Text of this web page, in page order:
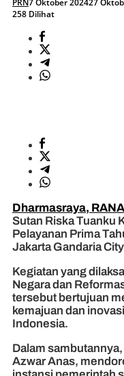
258 Dilihat
Dharmasraya,
Sutan Riska Tuanku
Pelayanan Prima
Jakarta Gandaria
Kegiatan yang
Negara dan
tersebut bertujuan
kemajuan dan
Indonesia.
Dalam
Azwar Anas,